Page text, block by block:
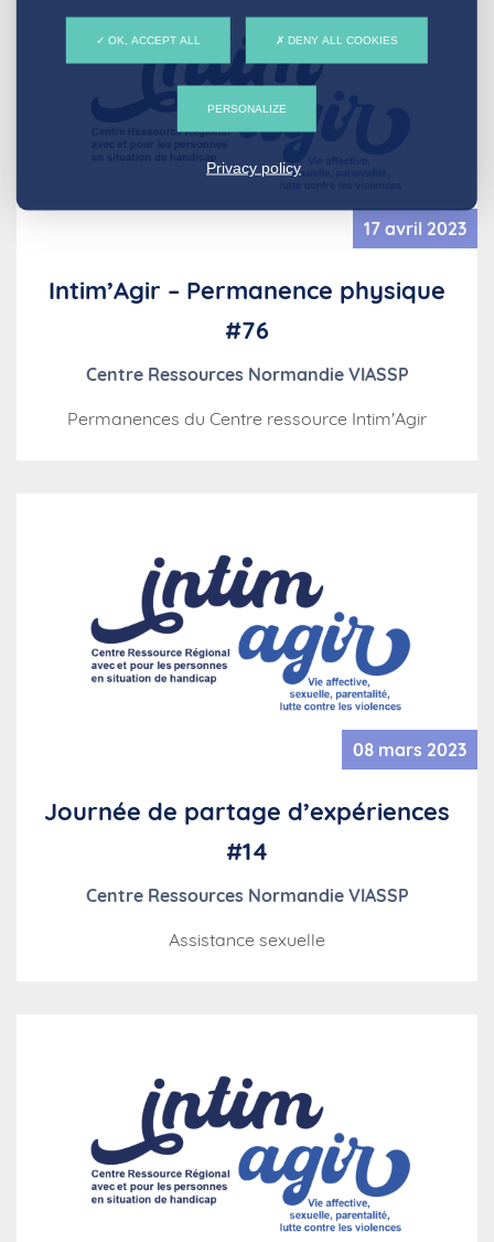
17 avril 2023
Intim’Agir – Permanence physique
#76
Centre Ressources Normandie VIASSP
Permanences du Centre ressource Intim'Agir
08 mars 2023
Journée de partage d’expériences
#14
Centre Ressources Normandie VIASSP
Assistance sexuelle
OK, ACCEPT ALL DENY ALL COOKIES
PERSONALIZE
Privacy policy